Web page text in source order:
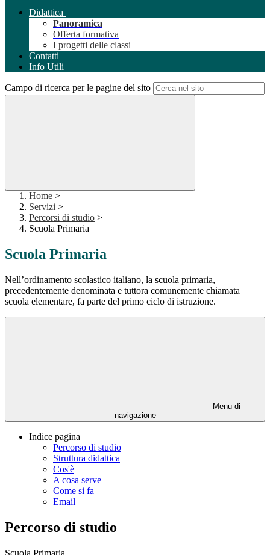
Didattica
Panoramica
Offerta formativa
I progetti delle classi
Contatti
Info Utili
Campo di ricerca per le pagine del sito
Home >
Servizi >
Percorsi di studio >
Scuola Primaria
Scuola Primaria
Nell’ordinamento scolastico italiano, la scuola primaria,
precedentemente denominata e tuttora comunemente chiamata
scuola elementare, fa parte del primo ciclo di istruzione.
Menu di
navigazione
Indice pagina
Percorso di studio
Struttura didattica
Cos'è
A cosa serve
Come si fa
Email
Percorso di studio
Scuola Primaria